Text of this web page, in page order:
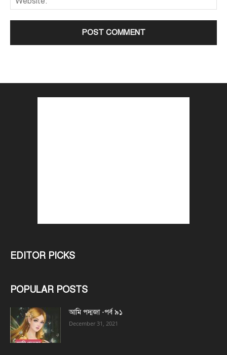
EDITOR PICKS
POPULAR POSTS
আমি পদ্মজা -পর্ব ৯১
December 31, 2021